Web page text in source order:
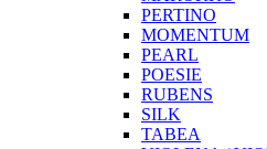
PERTINO
MOMENTUM
PEARL
POESIE
RUBENS
SILK
TABEA